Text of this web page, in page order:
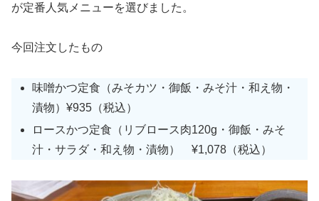
が定番人気メニューを選びました。
今回注文したもの
味噌かつ定食（みそカツ・御飯・みそ汁・和え物・
漬物）¥935（税込）
ロースかつ定食（リブロース肉120g・御飯・みそ
汁・サラダ・和え物・漬物） ¥1,078（税込）